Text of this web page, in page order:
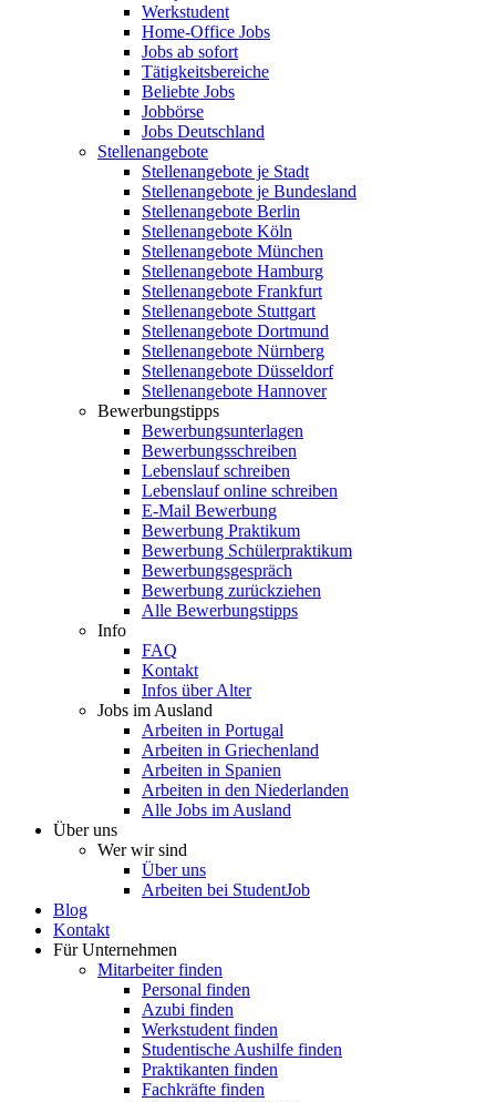
Werkstudent
Home-Office Jobs
Jobs ab sofort
Tätigkeitsbereiche
Beliebte Jobs
Jobbörse
Jobs Deutschland
Stellenangebote
Stellenangebote je Stadt
Stellenangebote je Bundesland
Stellenangebote Berlin
Stellenangebote Köln
Stellenangebote München
Stellenangebote Hamburg
Stellenangebote Frankfurt
Stellenangebote Stuttgart
Stellenangebote Dortmund
Stellenangebote Nürnberg
Stellenangebote Düsseldorf
Stellenangebote Hannover
Bewerbungstipps
Bewerbungsunterlagen
Bewerbungsschreiben
Lebenslauf schreiben
Lebenslauf online schreiben
E-Mail Bewerbung
Bewerbung Praktikum
Bewerbung Schülerpraktikum
Bewerbungsgespräch
Bewerbung zurückziehen
Alle Bewerbungstipps
Info
FAQ
Kontakt
Infos über Alter
Jobs im Ausland
Arbeiten in Portugal
Arbeiten in Griechenland
Arbeiten in Spanien
Arbeiten in den Niederlanden
Alle Jobs im Ausland
Über uns
Wer wir sind
Über uns
Arbeiten bei StudentJob
Blog
Kontakt
Für Unternehmen
Mitarbeiter finden
Personal finden
Azubi finden
Werkstudent finden
Studentische Aushilfe finden
Praktikanten finden
Fachkräfte finden